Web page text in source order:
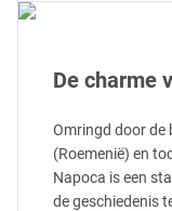
De charme
Omringd door de
(Roemenië) en
Napoca is een
de geschiedenis